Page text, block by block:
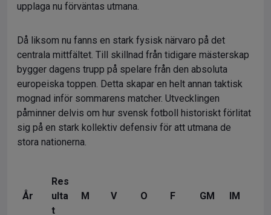
upplaga nu förväntas utmana.
Då liksom nu fanns en stark fysisk närvaro på det
centrala mittfältet. Till skillnad från tidigare mästerskap
bygger dagens trupp på spelare från den absoluta
europeiska toppen. Detta skapar en helt annan taktisk
mognad inför sommarens matcher. Utvecklingen
påminner delvis om hur svensk fotboll historiskt förlitat
sig på en stark kollektiv defensiv för att utmana de
stora nationerna.
År
Res
ulta
t
M V O F GM IM